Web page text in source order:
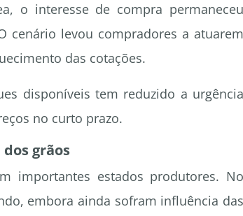
o interesse de compra permaneceu
cenário levou compradores a atuarem
das cotações.
disponíveis tem reduzido a urgência
no curto prazo.
grãos
importantes estados produtores. No
embora ainda sofram influência das